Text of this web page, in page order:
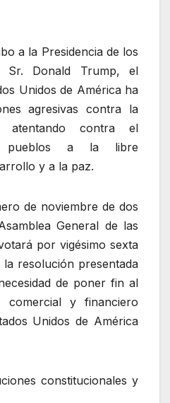
a la Presidencia de los
Sr. Donald Trump, el
Unidos de América ha
agresivas contra la
atentando contra el
pueblos a la libre
y a la paz.
de noviembre de dos
General de las
por vigésimo sexta
resolución presentada
de poner fin al
comercial y financiero
Unidos de América
constitucionales y